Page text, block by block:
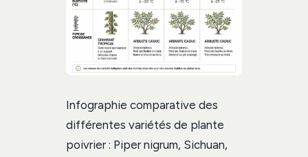
Infographie comparative des
différentes variétés de plante
poivrier : Piper nigrum, Sichuan,